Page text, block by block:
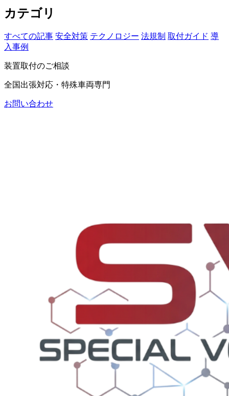
カテゴリ
すべての記事 安全対策 テクノロジー 法規制 取付ガイド 導
入事例
装置取付のご相談
全国出張対応・特殊車両専門
お問い合わせ